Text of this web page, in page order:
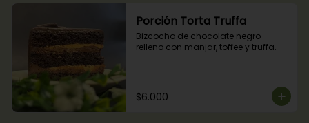
Porción Torta Truffa
Bizcocho de chocolate negro
relleno con manjar, toffee y truffa.
$6.000